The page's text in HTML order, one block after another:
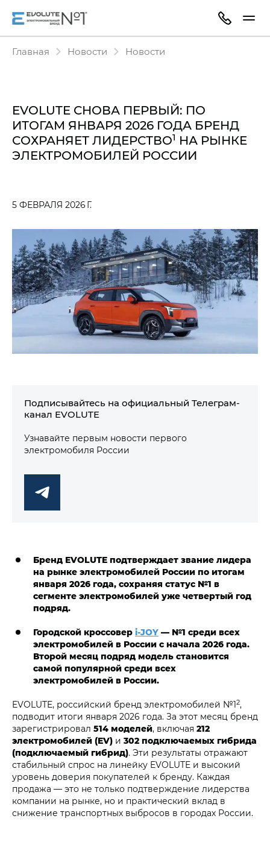
Главная Новости Новости
EVOLUTE СНОВА ПЕРВЫЙ: ПО
ИТОГАМ ЯНВАРЯ 2026 ГОДА БРЕНД
СОХРАНЯЕТ ЛИДЕРСТВО1 НА РЫНКЕ
ЭЛЕКТРОМОБИЛЕЙ РОССИИ
5 ФЕВРАЛЯ 2026 Г.
Подписывайтесь на официальный Телеграм-
канал EVOLUTE
Узнавайте первым новости первого
электромобиля России
Бренд EVOLUTE подтверждает звание лидера
на рынке электромобилей России по итогам
января 2026 года, сохраняя статус №1 в
сегменте электромобилей уже четвертый год
подряд.
Городской кроссовер i‑JOY — №1 среди всех
электромобилей в России с начала 2026 года.
Второй месяц подряд модель становится
самой популярной среди всех
электромобилей в России.
EVOLUTE, российский бренд электромобилей №12,
подводит итоги января 2026 года. За этот месяц бренд
зарегистрировал 514 моделей, включая 212
электромобилей (EV) и 302 подключаемых гибрида
(подключаемый гибрид). Эти результаты отражают
стабильный спрос на линейку EVOLUTE и высокий
уровень доверия покупателей к бренду. Каждая
продажа — это не только подтверждение лидерства
компании на рынке, но и практический вклад в
снижение транспортных выбросов в городах России.